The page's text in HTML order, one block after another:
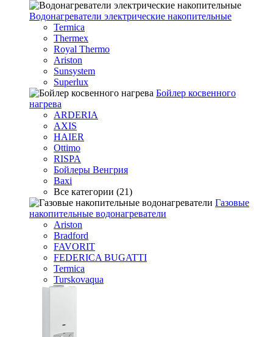
Водонагреватели электрические накопительные
Termica
Thermex
Royal Thermo
Ariston
Sunsystem
Superlux
Бойлер косвенного
нагрева
ARDERIA
AXIS
HAIER
Ottimo
RISPA
Бойлеры Венгрия
Baxi
Все категории (21)
Газовые
накопительные водонагреватели
Ariston
Bradford
FAVORIT
FEDERICA BUGATTI
Termica
Turskovaqua